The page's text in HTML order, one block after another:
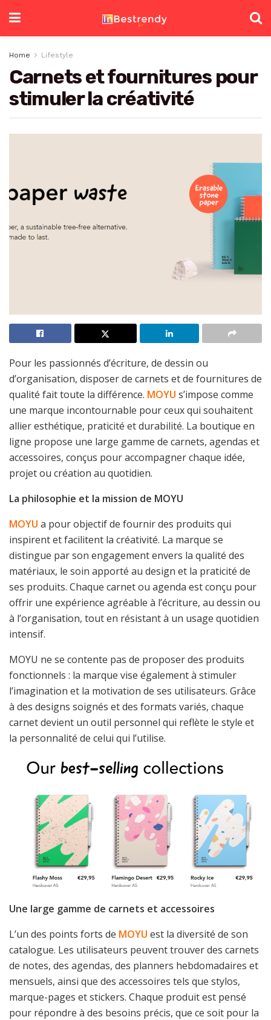
Home Lifestyle
Carnets et fournitures pour
stimuler la créativité
Pour les passionnés d’écriture, de dessin ou
d’organisation, disposer de carnets et de fournitures de
qualité fait toute la différence. MOYU s’impose comme
une marque incontournable pour ceux qui souhaitent
allier esthétique, praticité et durabilité. La boutique en
ligne propose une large gamme de carnets, agendas et
accessoires, conçus pour accompagner chaque idée,
projet ou création au quotidien.
La philosophie et la mission de MOYU
MOYU a pour objectif de fournir des produits qui
inspirent et facilitent la créativité. La marque se
distingue par son engagement envers la qualité des
matériaux, le soin apporté au design et la praticité de
ses produits. Chaque carnet ou agenda est conçu pour
offrir une expérience agréable à l’écriture, au dessin ou
à l’organisation, tout en résistant à un usage quotidien
intensif.
MOYU ne se contente pas de proposer des produits
fonctionnels : la marque vise également à stimuler
l’imagination et la motivation de ses utilisateurs. Grâce
à des designs soignés et des formats variés, chaque
carnet devient un outil personnel qui reflète le style et
la personnalité de celui qui l’utilise.
Une large gamme de carnets et accessoires
L’un des points forts de MOYU est la diversité de son
catalogue. Les utilisateurs peuvent trouver des carnets
de notes, des agendas, des planners hebdomadaires et
mensuels, ainsi que des accessoires tels que stylos,
marque-pages et stickers. Chaque produit est pensé
pour répondre à des besoins précis, que ce soit pour la